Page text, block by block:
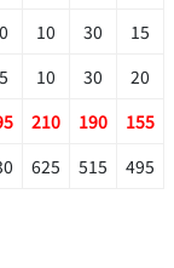
10 30
15
10 30
20
210 190
155
625 515 495